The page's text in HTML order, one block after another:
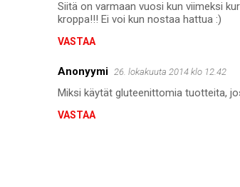
Siitä on varmaan vuosi kun viimeksi
kroppa!!! Ei voi kun nostaa hattua :)
VASTAA
Anonyymi 26. lokakuuta 2014 klo 12.42
Miksi käytät gluteenittomia tuotteita,
VASTAA